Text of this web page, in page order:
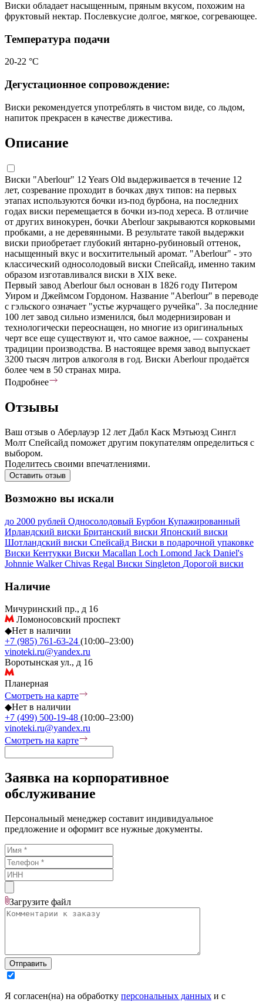
Виски обладает насыщенным, пряным вкусом, похожим на
фруктовый нектар. Послевкусие долгое, мягкое, согревающее.
Температура подачи
20-22 °С
Дегустационное сопровождение:
Виски рекомендуется употреблять в чистом виде, со льдом,
напиток прекрасен в качестве дижестива.
Описание
Виски "Aberlour" 12 Years Old выдерживается в течение 12
лет, созревание проходит в бочках двух типов: на первых
этапах используются бочки из-под бурбона, на последних
годах виски перемещается в бочки из-под хереса. В отличие
от других винокурен, бочки Aberlour закрываются корковыми
пробками, а не деревянными. В результате такой выдержки
виски приобретает глубокий янтарно-рубиновый оттенок,
насыщенный вкус и восхитительный аромат. "Aberlour" - это
классический односолодовый виски Спейсайд, именно таким
образом изготавливался виски в XIX веке.
Первый завод Aberlour был основан в 1826 году Питером
Уиром и Джеймсом Гордоном. Название "Aberlour" в переводе
с гэльского означает "устье журчащего ручейка". За последние
100 лет завод сильно изменился, был модернизирован и
технологически переоснащен, но многие из оригинальных
черт все еще существуют и, что самое важное, — сохранены
традиции производства. В настоящее время завод выпускает
3200 тысяч литров алкоголя в год. Виски Aberlour продаётся
более чем в 50 странах мира.
Подробнее
Отзывы
Ваш отзыв о Аберлауэр 12 лет Дабл Каск Мэтьюэд Сингл
Молт Спейсайд поможет другим покупателям определиться с
выбором.
Поделитесь своими впечатлениями.
Оставить отзыв
Возможно вы искали
до 2000 рублей Односолодовый Бурбон Купажированный
Ирландский виски Британский виски Японский виски
Шотландский виски Спейсайд Виски в подарочной упаковке
Виски Кентукки Виски Macallan Loch Lomond Jack Daniel's
Johnnie WalkerChivas Regal Виски Singleton Дорогой виски
Наличие
Мичуринский пр., д 16
Ломоносовский проспект
◆Нет в наличии
+7 (985) 761-63-24 (10:00–23:00)
vinoteki.ru@yandex.ru
Воротынская ул., д 16
Планерная
Смотреть на карте
◆Нет в наличии
+7 (499) 500-19-48 (10:00–23:00)
vinoteki.ru@yandex.ru
Смотреть на карте
Заявка на корпоративное
обслуживание
Персональный менеджер составит индивидуальное
предложение и оформит все нужные документы.
Загрузите файл
Отправить
Я согласен(на) на обработку персональных данных и с